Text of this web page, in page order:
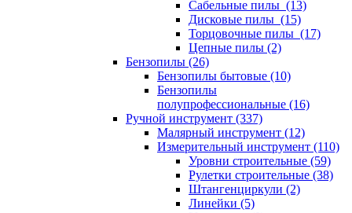
Сабельные пилы (13)
Дисковые пилы (15)
Торцовочные пилы (17)
Цепные пилы (2)
Бензопилы (26)
Бензопилы бытовые (10)
Бензопилы
полупрофессиональные (16)
Ручной инструмент (337)
Малярный инструмент (12)
Измерительный инструмент (110)
Уровни строительные (59)
Рулетки строительные (38)
Штангенциркули (2)
Линейки (5)